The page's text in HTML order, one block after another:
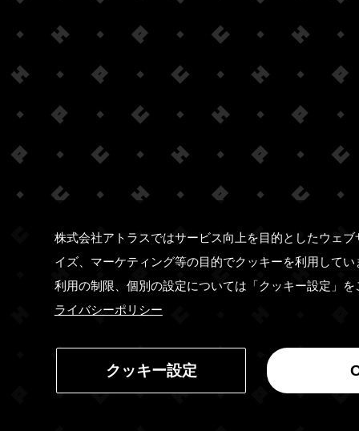
株式会社アトラスではサービス向上を目的としたウェ
イズ、マーケティング等の目的でクッキーを利用して
利用の制限、個別の設定については「クッキー設定」
ライバシーポリシー
クッキー設定